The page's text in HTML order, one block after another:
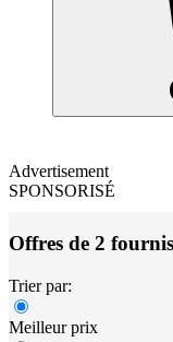
Advertisement
SPONSORISÉ
Offres de 2
Trier par:
Meilleur prix